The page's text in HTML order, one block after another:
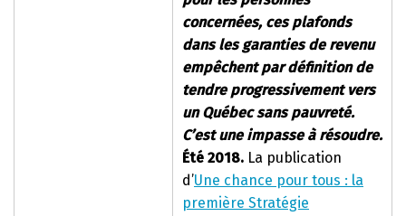
concernées, ces plafonds
dans les garanties de revenu
empêchent par définition de
tendre progressivement vers
un Québec sans pauvreté.
C’est une impasse à résoudre.
Été 2018. La publication
d’Une chance pour tous : la
première Stratégie